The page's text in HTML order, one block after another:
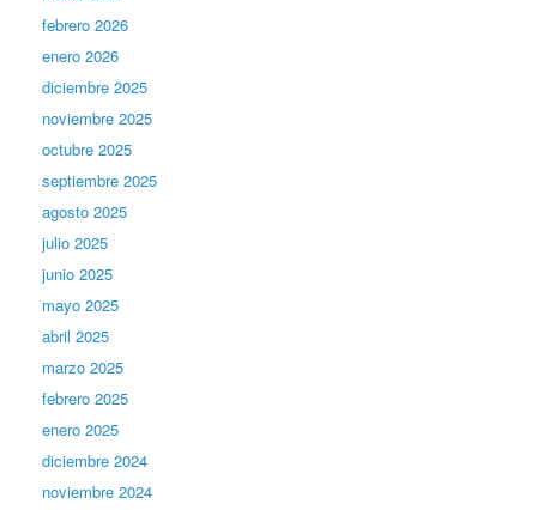
febrero 2026
enero 2026
diciembre 2025
noviembre 2025
octubre 2025
septiembre 2025
agosto 2025
julio 2025
junio 2025
mayo 2025
abril 2025
marzo 2025
febrero 2025
enero 2025
diciembre 2024
noviembre 2024